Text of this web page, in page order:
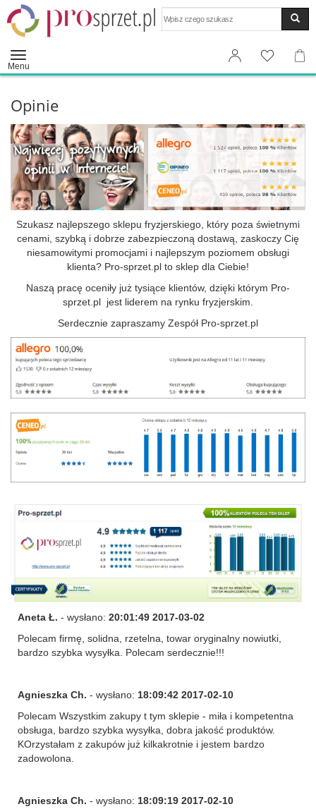
Menu
Opinie
Szukasz najlepszego sklepu fryzjerskiego, który poza świetnymi
cenami, szybką i dobrze zabezpieczoną dostawą, zaskoczy Cię
niesamowitymi promocjami i najlepszym poziomem obsługi
klienta? Pro-sprzet.pl to sklep dla Ciebie!
Naszą pracę oceniły już tysiące klientów, dzięki którym Pro-
sprzet.pl jest liderem na rynku fryzjerskim.
Serdecznie zapraszamy Zespół Pro-sprzet.pl
Aneta Ł. - wysłano: 20:01:49 2017-03-02
Polecam firmę, solidna, rzetelna, towar oryginalny nowiutki,
bardzo szybka wysyłka. Polecam serdecznie!!!
Agnieszka Ch. - wysłano: 18:09:42 2017-02-10
Polecam Wszystkim zakupy t tym sklepie - miła i kompetentna
obsługa, bardzo szybka wysyłka, dobra jakość produktów.
KOrzystałam z zakupów już kilkakrotnie i jestem bardzo
zadowolona.
Agnieszka Ch. - wysłano: 18:09:19 2017-02-10